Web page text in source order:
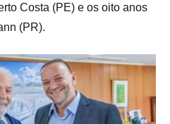
Costa (PE) e os oito anos
(PR).